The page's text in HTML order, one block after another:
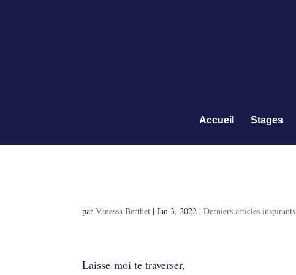
Accueil Stages
parVanessa Berthet |Jan 3, 2022 |Derniers articles inspirants
Laisse-moi te traverser,